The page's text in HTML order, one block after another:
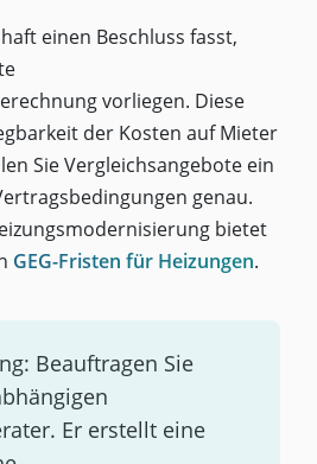
einen Beschluss fasst,
vorliegen. Diese
der Kosten auf Mieter
Sie Vergleichsangebote ein
genau.
bietet
GEG-Fristen für Heizungen.
Beauftragen Sie
Er erstellt eine